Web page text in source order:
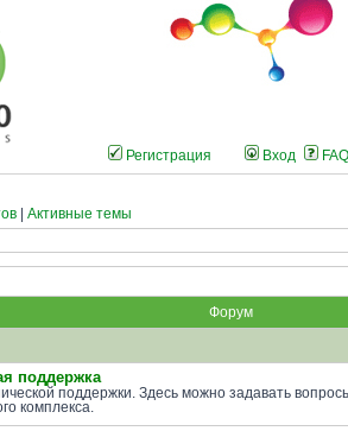
Регистрация Вход FAQ
Активные темы
Форум
поддержка
поддержки. Здесь можно задавать
комплекса.